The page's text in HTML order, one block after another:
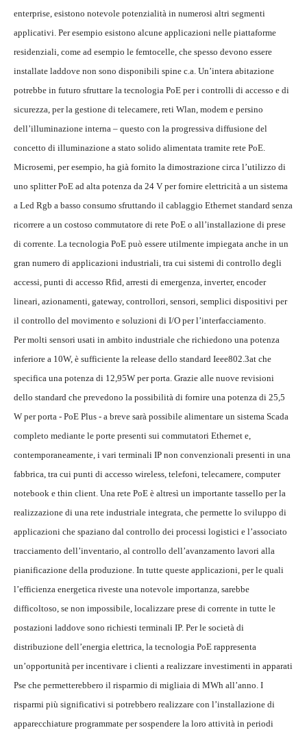
enterprise, esistono notevole potenzialità in numerosi altri segmenti
applicativi. Per esempio esistono alcune applicazioni nelle piattaforme
residenziali, come ad esempio le femtocelle, che spesso devono essere
installate laddove non sono disponibili spine c.a. Un’intera abitazione
potrebbe in futuro sfruttare la tecnologia PoE per i controlli di accesso e di
sicurezza, per la gestione di telecamere, reti Wlan, modem e persino
dell’illuminazione interna – questo con la progressiva diffusione del
concetto di illuminazione a stato solido alimentata tramite rete PoE.
Microsemi, per esempio, ha già fornito la dimostrazione circa l’utilizzo di
uno splitter PoE ad alta potenza da 24 V per fornire elettricità a un sistema
a Led Rgb a basso consumo sfruttando il cablaggio Ethernet standard senza
ricorrere a un costoso commutatore di rete PoE o all’installazione di prese
di corrente. La tecnologia PoE può essere utilmente impiegata anche in un
gran numero di applicazioni industriali, tra cui sistemi di controllo degli
accessi, punti di accesso Rfid, arresti di emergenza, inverter, encoder
lineari, azionamenti, gateway, controllori, sensori, semplici dispositivi per
il controllo del movimento e soluzioni di I/O per l’interfacciamento.
Per molti sensori usati in ambito industriale che richiedono una potenza
inferiore a 10W, è sufficiente la release dello standard Ieee802.3at che
specifica una potenza di 12,95W per porta. Grazie alle nuove revisioni
dello standard che prevedono la possibilità di fornire una potenza di 25,5
W per porta - PoE Plus - a breve sarà possibile alimentare un sistema Scada
completo mediante le porte presenti sui commutatori Ethernet e,
contemporaneamente, i vari terminali IP non convenzionali presenti in una
fabbrica, tra cui punti di accesso wireless, telefoni, telecamere, computer
notebook e thin client. Una rete PoE è altresì un importante tassello per la
realizzazione di una rete industriale integrata, che permette lo sviluppo di
applicazioni che spaziano dal controllo dei processi logistici e l’associato
tracciamento dell’inventario, al controllo dell’avanzamento lavori alla
pianificazione della produzione. In tutte queste applicazioni, per le quali
l’efficienza energetica riveste una notevole importanza, sarebbe
difficoltoso, se non impossibile, localizzare prese di corrente in tutte le
postazioni laddove sono richiesti terminali IP. Per le società di
distribuzione dell’energia elettrica, la tecnologia PoE rappresenta
un’opportunità per incentivare i clienti a realizzare investimenti in apparati
Pse che permetterebbero il risparmio di migliaia di MWh all’anno. I
risparmi più significativi si potrebbero realizzare con l’installazione di
apparecchiature programmate per sospendere la loro attività in periodi